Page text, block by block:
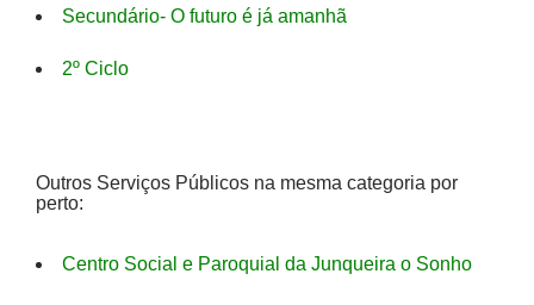
Secundário- O futuro é já amanhã
2º Ciclo
Outros Serviços Públicos na mesma categoria por
perto:
Centro Social e Paroquial da Junqueira o Sonho